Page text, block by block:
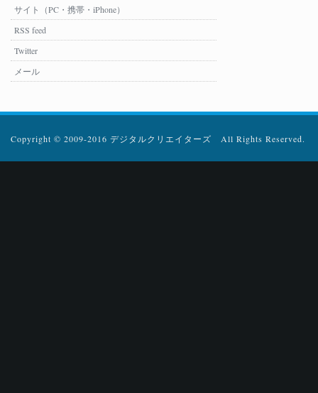
サイト（PC・携帯・iPhone）
RSS feed
Twitter
メール
Copyright © 2009-2016 デジタルクリエイターズ All Rights Reserved.